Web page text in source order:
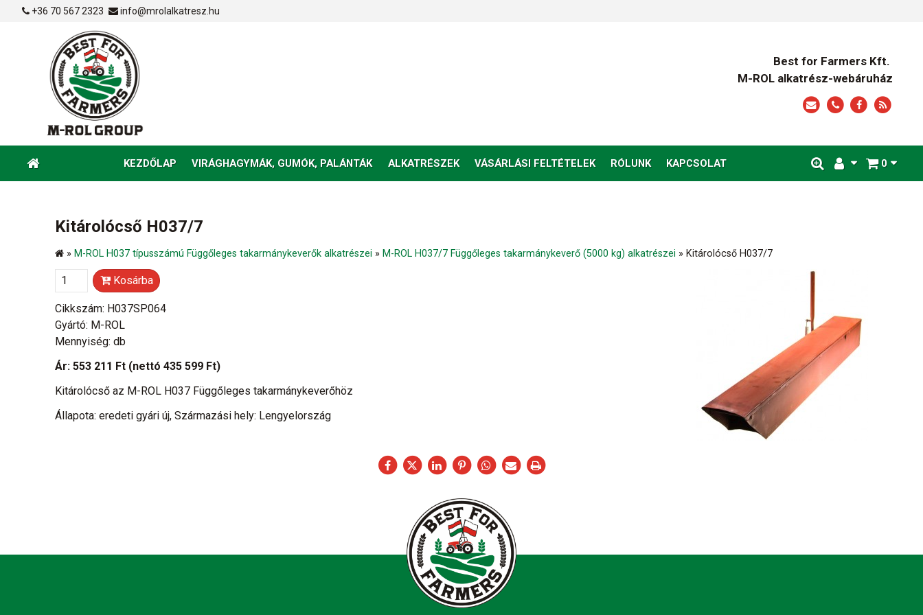
+36 70 567 2323 info@mrolalkatresz.hu
Best for Farmers Kft.
M-ROL alkatrész-webáruház
0
KEZDŐLAP VIRÁGHAGYMÁK, GUMÓK, PALÁNTÁK ALKATRÉSZEK VÁSÁRLÁSI FELTÉTELEK RÓLUNK KAPCSOLAT
Kitárolócső H037/7
» M-ROL H037 típusszámú Függőleges takarmánykeverők alkatrészei » M-ROL H037/7 Függőleges takarmánykeverő (5000 kg) alkatrészei » Kitárolócső H037/7
Kosárba
Cikkszám: H037SP064
Gyártó: M-ROL
Mennyiség: db
Ár: 553 211 Ft (nettó 435 599 Ft)
Kitárolócső az M-ROL H037 Függőleges takarmánykeverőhöz
Állapota: eredeti gyári új, Származási hely: Lengyelország